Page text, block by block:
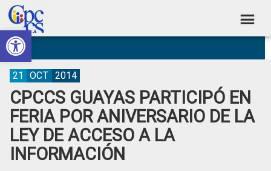
Abrir barra de herramientas
Skip
to
primary
navigation
Skip
to
main
content
Skip
to
primary
sidebar
Skip
to
footer
Consejo
de
Participación
Ciudadana
Control
Social
Construyendo
Poder
Ciudadano
CPCCS GUAYAS PARTICIPÓ EN
FERIA POR ANIVERSARIO DE LA
LEY DE ACCESO A LA
INFORMACIÓN
21 OCT 2014